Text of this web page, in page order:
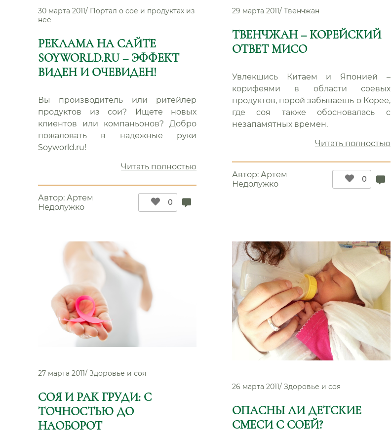
30 марта 2011/ Портал о сое и продуктах из
неё
РЕКЛАМА НА САЙТЕ
SOYWORLD.RU – ЭФФЕКТ
ВИДЕН И ОЧЕВИДЕН!
Вы производитель или ритейлер
продуктов из сои? Ищете новых
клиентов или компаньонов? Добро
пожаловать в надежные руки
Soyworld.ru!
Читать полностью
очевиден!”
Автор: Артем
Недолужко
0
29 марта 2011/ Твенчжан
ТВЕНЧЖАН – КОРЕЙСКИЙ
ОТВЕТ МИСО
Увлекшись Китаем и Японией –
корифеями в области соевых
продуктов, порой забываешь о Корее,
где соя также обосновалась с
незапамятных времен.
Читать полностью
Автор: Артем
Недолужко
0
27 марта 2011/ Здоровье и соя
СОЯ И РАК ГРУДИ: С
ТОЧНОСТЬЮ ДО
НАОБОРОТ
26 марта 2011/ Здоровье и соя
ОПАСНЫ ЛИ ДЕТСКИЕ
СМЕСИ С СОЕЙ?